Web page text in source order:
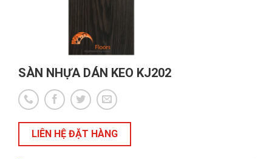
SÀN NHỰA DÁN KEO KJ202
LIÊN HỆ ĐẶT HÀNG